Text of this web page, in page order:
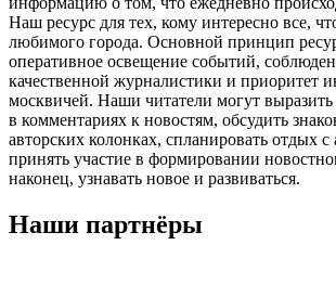
Наш ресурс для тех, кому интересно все,
любимого города. Основной принцип
оперативное освещение событий,
качественной журналистики и приоритет
москвичей. Наши читатели могут
в комментариях к новостям, обсудить
авторских колонках, спланировать отдых
принять участие в формировании
наконец, узнавать новое и развиваться.
Наши партнёры